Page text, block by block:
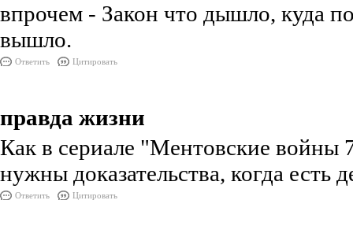
впрочем - Закон что дышло, куда
вышло.
Ответить Цитировать
правда жизни
Как в сериале "Ментовские войны
нужны доказательства, когда есть
Ответить Цитировать